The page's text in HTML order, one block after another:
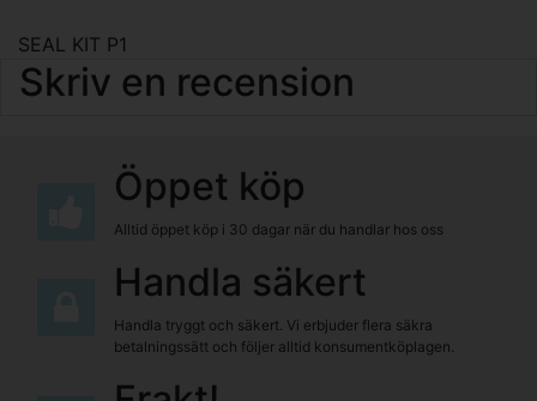
SEAL KIT P1
Skriv en recension
Öppet köp
Alltid öppet köp i 30 dagar när du handlar hos oss
Handla säkert
Handla tryggt och säkert. Vi erbjuder flera säkra
betalningssätt och följer alltid konsumentköplagen.